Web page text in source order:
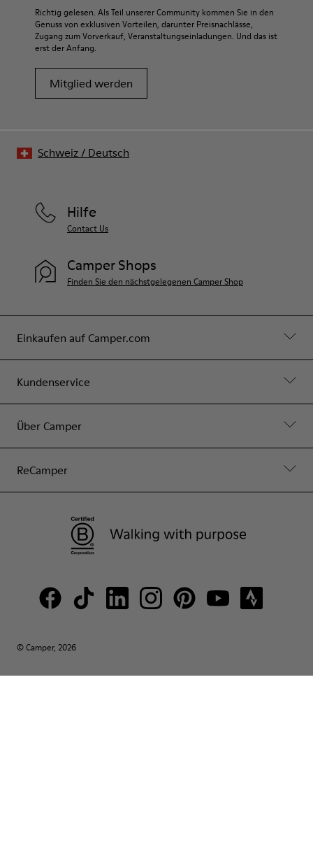
Richtig gelesen. Als Teil unserer Community kommen Sie in den
Genuss von exklusiven Vorteilen, darunter Preisnachlässe,
Zugang zum Vorverkauf, Veranstaltungseinladungen. Und das ist
erst der Anfang.
Mitglied werden
Einkaufen auf Camper.com
Kundenservice
Über Camper
ReCamper
Hilfe
Contact Us
Camper Shops
Finden Sie den nächstgelegenen Camper Shop
© Camper, 2026
Schweiz/ Deutsch